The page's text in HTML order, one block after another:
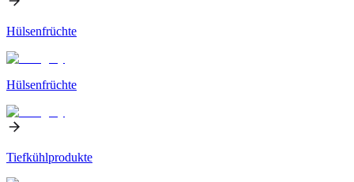
Hülsenfrüchte
Hülsenfrüchte
Tiefkühlprodukte